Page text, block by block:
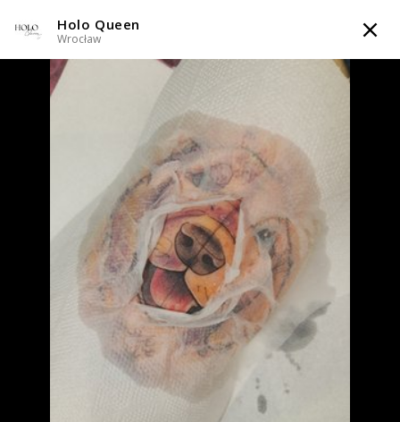
TATTOOARTIST
Holo Queen
Wrocław
Dotwork / Graficzny / Sketch / Line work / Fineline /
Outline / Newschool / Graffiti / Cartoon / Surrealizm / Horror /
Watercolor
WIADOMOŚĆ
WZORY SKLEP
Holo Queen
Wrocław